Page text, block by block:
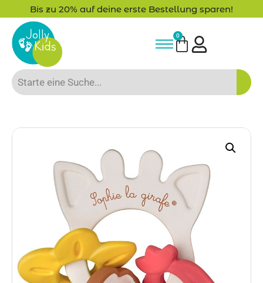
Bis zu 20% auf deine erste Bestellung sparen!
0